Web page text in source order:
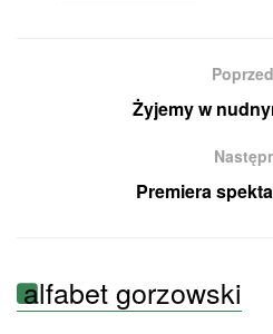
Żyjemy w
Premiera
alfabet gorzowski